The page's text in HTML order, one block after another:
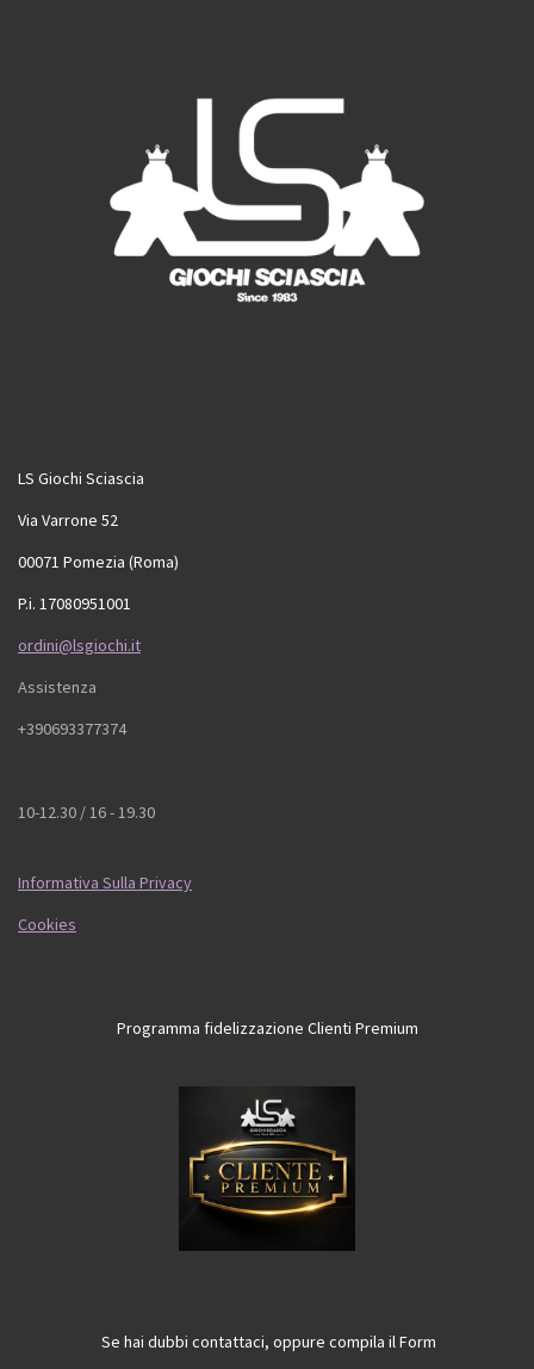
LS Giochi Sciascia
Via Varrone 52
00071 Pomezia (Roma)
P.i. 17080951001
ordini@lsgiochi.it
Assistenza
+390693377374
10-12.30 / 16 - 19.30
Informativa Sulla Privacy
Cookies
Programma fidelizzazione Clienti Premium
Se hai dubbi contattaci, oppure compila il Form